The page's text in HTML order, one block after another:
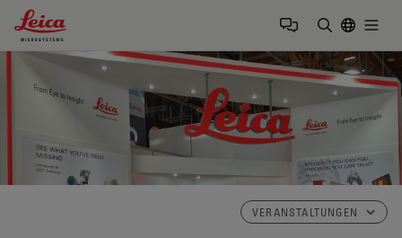
Leica Microsystems Logo
VERANSTALTUNGEN